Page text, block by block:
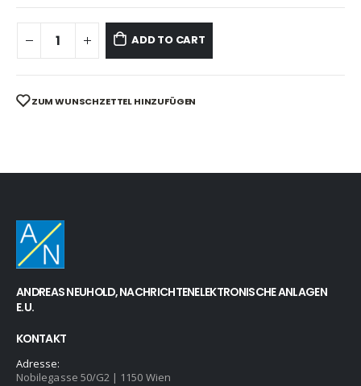
ADD TO CART
ZUM WUNSCHZETTEL HINZUFÜGEN
ANDREAS NEUHOLD, NACHRICHTENELEKTRONISCHE ANLAGEN
E.U.
KONTAKT
Adresse:
Nobilegasse 50/G2 | 1150 Wien